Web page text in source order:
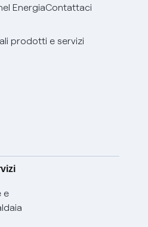
EnergiaContattaci
prodotti e servizi
e